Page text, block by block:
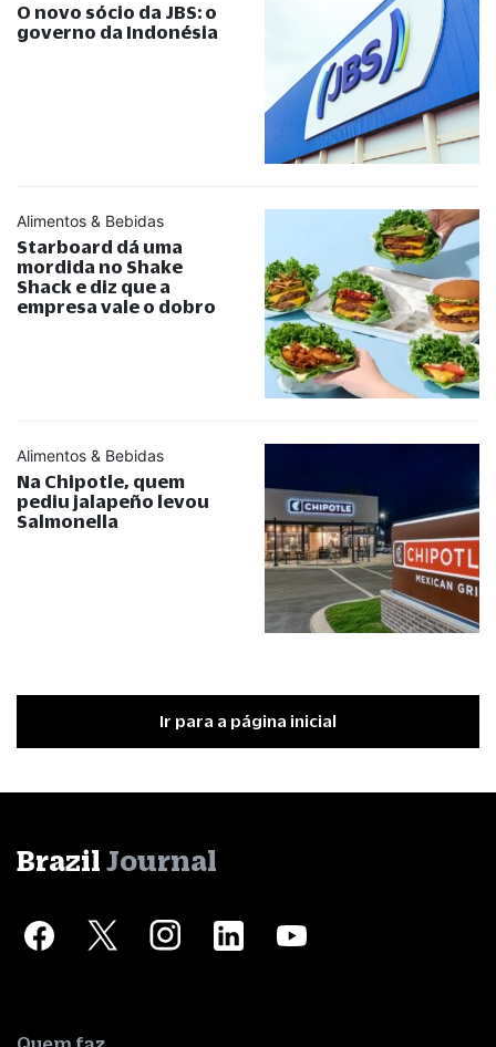
O novo sócio da JBS: o
governo da Indonésia
Alimentos & Bebidas
Starboard dá uma
mordida no Shake
Shack e diz que a
empresa vale o dobro
Alimentos & Bebidas
Na Chipotle, quem
pediu jalapeño levou
Salmonella
Ir para a página inicial
Brazil Journal